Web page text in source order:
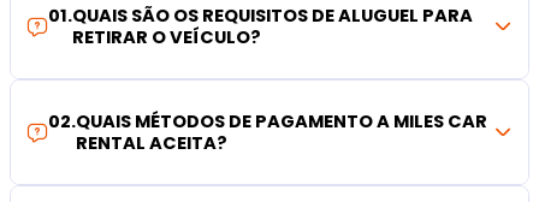
01.QUAIS SÃO OS REQUISITOS DE ALUGUEL PARA
RETIRAR O VEÍCULO?
02.QUAIS MÉTODOS DE PAGAMENTO A MILES CAR
RENTAL ACEITA?